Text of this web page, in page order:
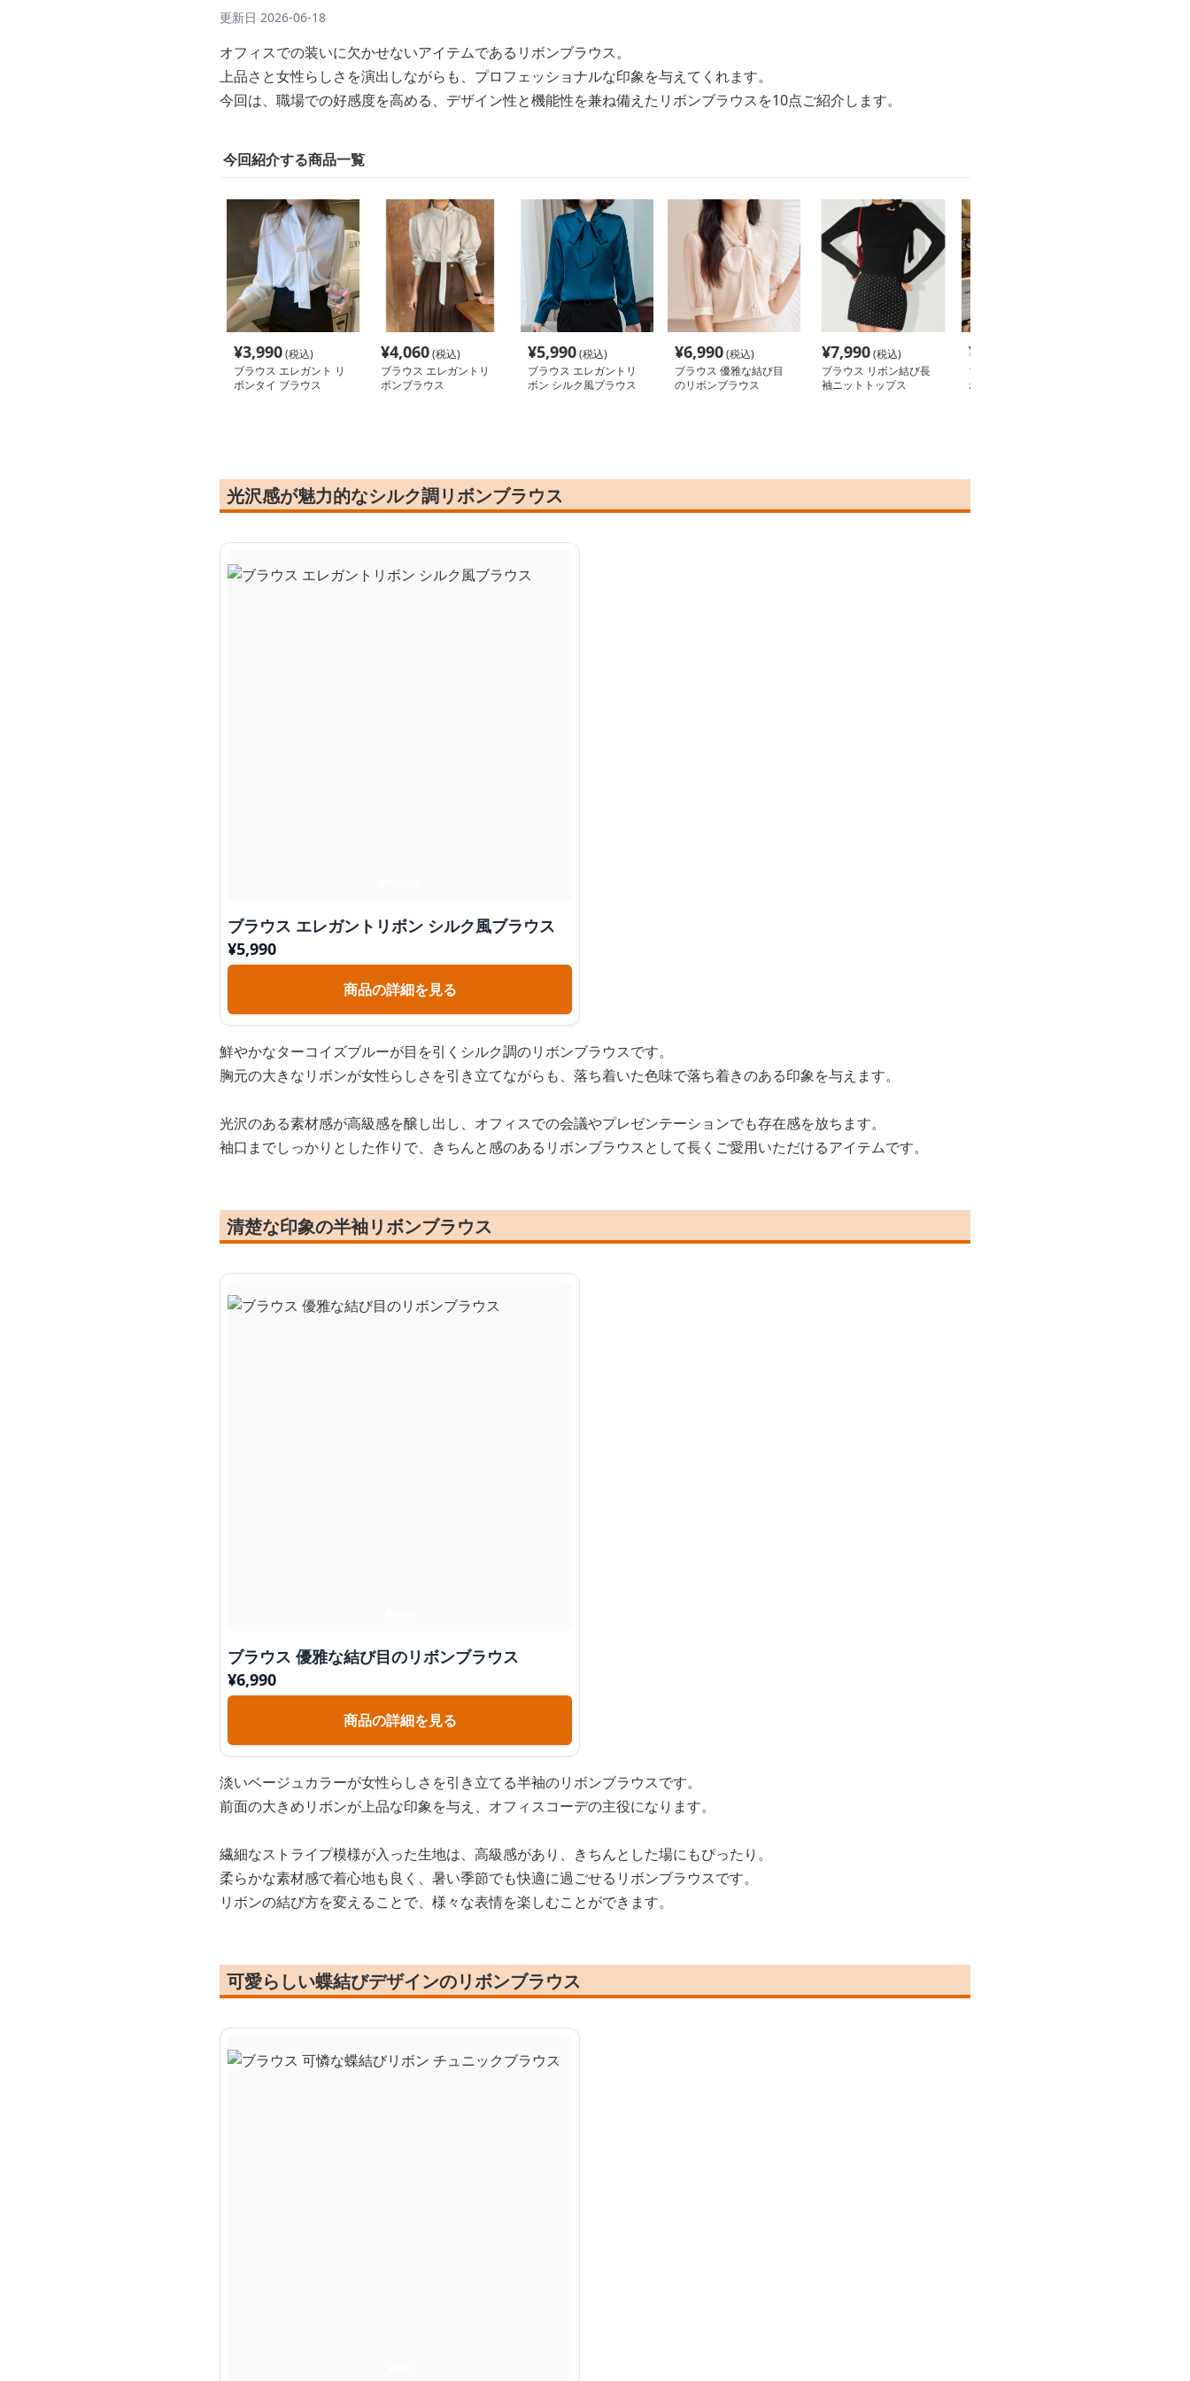
更新日 2026-06-18
オフィスでの装いに欠かせないアイテムであるリボンブラウス。
上品さと女性らしさを演出しながらも、プロフェッショナルな印象を与えてくれます。
今回は、職場での好感度を高める、デザイン性と機能性を兼ね備えたリボンブラウスを10点ご紹介します。
今回紹介する商品一覧
¥3,990(税込)
ブラウス エレガント リ
ボンタイ ブラウス
¥4,060(税込)
ブラウス エレガントリ
ボンブラウス
¥5,990(税込)
ブラウス エレガントリ
ボン シルク風ブラウス
¥6,990(税込)
ブラウス 優雅な結び目
のリボンブラウス
¥7,990(税込)
ブラウス リボン結び長
袖ニットトップス
¥
ブラウス エレガントリ
ボンタイ襟ブラウス
光沢感が魅力的なシルク調リボンブラウス
ブラウス エレガントリボン シルク風ブラウス
¥5,990
商品の詳細を見る
鮮やかなターコイズブルーが目を引くシルク調のリボンブラウスです。
胸元の大きなリボンが女性らしさを引き立てながらも、落ち着いた色味で落ち着きのある印象を与えます。
光沢のある素材感が高級感を醸し出し、オフィスでの会議やプレゼンテーションでも存在感を放ちます。
袖口までしっかりとした作りで、きちんと感のあるリボンブラウスとして長くご愛用いただけるアイテムです。
清楚な印象の半袖リボンブラウス
ブラウス 優雅な結び目のリボンブラウス
¥6,990
商品の詳細を見る
淡いベージュカラーが女性らしさを引き立てる半袖のリボンブラウスです。
前面の大きめリボンが上品な印象を与え、オフィスコーデの主役になります。
繊細なストライプ模様が入った生地は、高級感があり、きちんとした場にもぴったり。
柔らかな素材感で着心地も良く、暑い季節でも快適に過ごせるリボンブラウスです。
リボンの結び方を変えることで、様々な表情を楽しむことができます。
可愛らしい蝶結びデザインのリボンブラウス